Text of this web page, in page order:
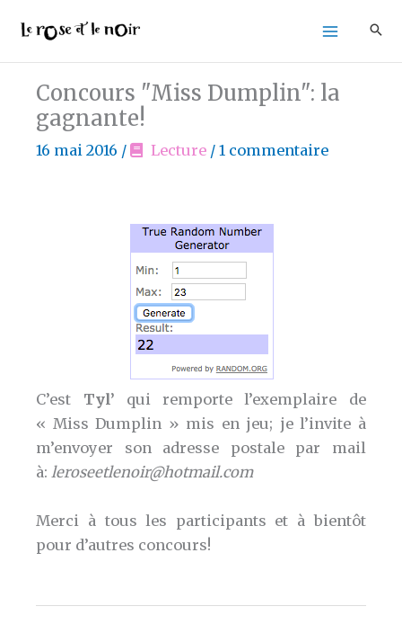
contenu
Concours "Miss Dumplin": la
gagnante!
16 mai 2016 / Lecture/ 1 commentaire
C’est Tyl’ qui remporte l’exemplaire de
« Miss Dumplin » mis en jeu; je l’invite à
m’envoyer son adresse postale par mail
à:leroseetlenoir@hotmail.com
Merci à tous les participants et à bientôt
pour d’autres concours!